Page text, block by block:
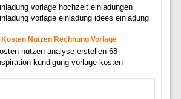
vorlage hochzeit einladungen
vorlage einladung idees einladung
Kosten Nutzen Rechnung Vorlage
nutzen analyse erstellen 68
kündigung vorlage kosten